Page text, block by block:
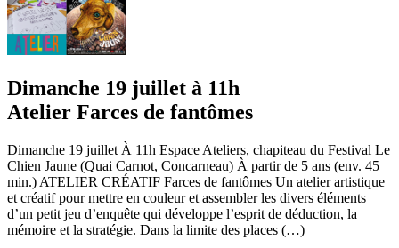
Dimanche 19 juillet à 11h
Atelier Farces de fantômes
Dimanche 19 juillet À 11h Espace Ateliers, chapiteau du Festival Le
Chien Jaune (Quai Carnot, Concarneau) À partir de 5 ans (env. 45
min.) ATELIER CRÉATIF Farces de fantômes Un atelier artistique
et créatif pour mettre en couleur et assembler les divers éléments
d’un petit jeu d’enquête qui développe l’esprit de déduction, la
mémoire et la stratégie. Dans la limite des places (…)